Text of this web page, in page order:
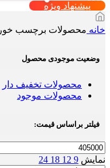
پیشنهاد ویژه
خانه محصولات برچسب
وضعیت موجودی محصول
محصولات تخفیف دار
محصولات موجود
فیلتر براساس قیمت:
حداقل
قیمت
نمایش 9
12
18
24